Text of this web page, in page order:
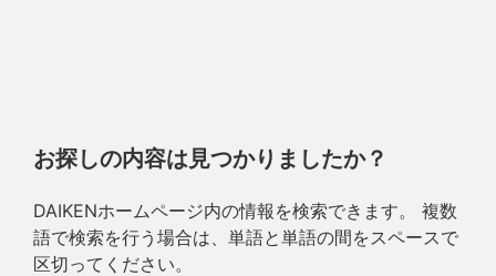
お探しの内容は見つかりましたか？
DAIKENホームページ内の情報を検索できます。 複数
語で検索を行う場合は、単語と単語の間をスペースで
区切ってください。